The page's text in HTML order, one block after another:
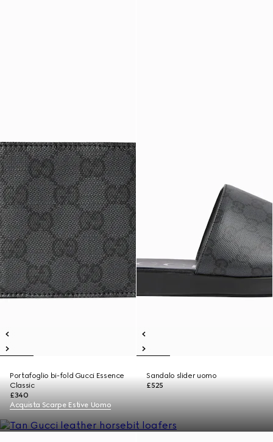
Portafoglio bi-fold Gucci Essence
Classic
£340
Sandalo slider uomo
£525
Acquista Scarpe Estive Uomo